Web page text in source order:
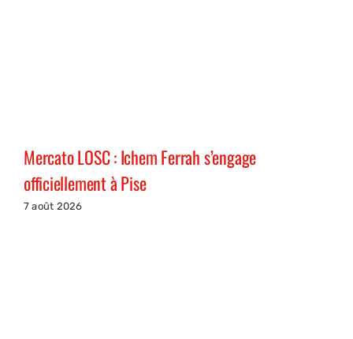
Mercato LOSC : Ichem Ferrah s’engage
officiellement à Pise
7 août 2026